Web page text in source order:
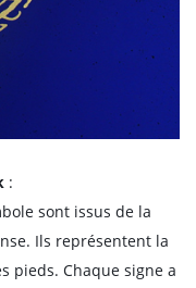
:
sont issus de la
Ils représentent la
pieds. Chaque signe a